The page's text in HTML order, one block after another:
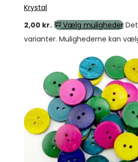
Krystal
2,00 kr. Vælg muligheder
varianter. Mulighederne kan